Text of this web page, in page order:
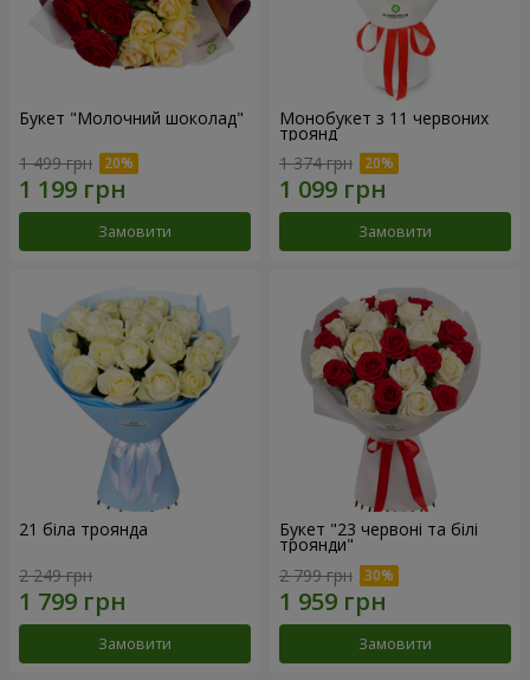
Букет "Молочний шоколад"
1 499 грн
Замовити
Монобукет з 11 червоних
троянд
1 374 грн
Замовити
21 біла троянда
2 249 грн
Замовити
Букет "23 червоні та білі
троянди"
2 799 грн
Замовити